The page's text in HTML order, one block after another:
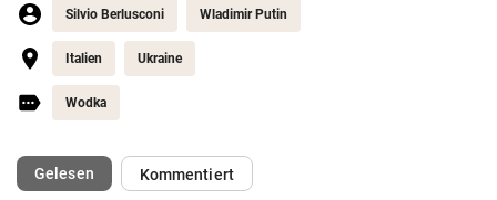
Silvio Berlusconi Wladimir Putin
Italien Ukraine
Wodka
Gelesen(ausgewählt)Kommentiert